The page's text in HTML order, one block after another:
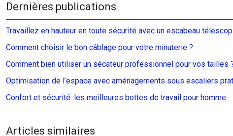
Dernières publications
Travaillez en hauteur en toute sécurité avec un escabeau
Comment choisir le bon câblage pour votre minuterie ?
Comment bien utiliser un sécateur professionnel pour vos tailles
Optimisation de l’espace avec aménagements sous escaliers
Confort et sécurité: les meilleures bottes de travail pour homme
Articles similaires